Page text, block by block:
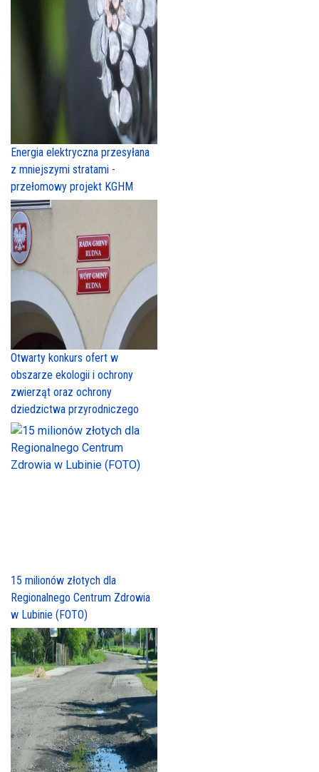
Energia elektryczna przesyłana
z mniejszymi stratami -
przełomowy projekt KGHM
Otwarty konkurs ofert w
obszarze ekologii i ochrony
zwierząt oraz ochrony
dziedzictwa przyrodniczego
15 milionów złotych dla
Regionalnego Centrum Zdrowia
w Lubinie (FOTO)